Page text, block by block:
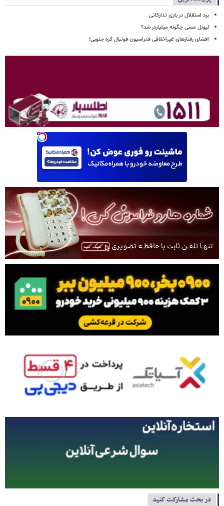
برد استقلال در بازی تدارکاتی
لیونل مسی چگونه میلیاردر شد؟
افشای رفتارهای غیراخلاقی فدراسیون فوتبال کره جنوبی!
در بحث مشارکت کنید